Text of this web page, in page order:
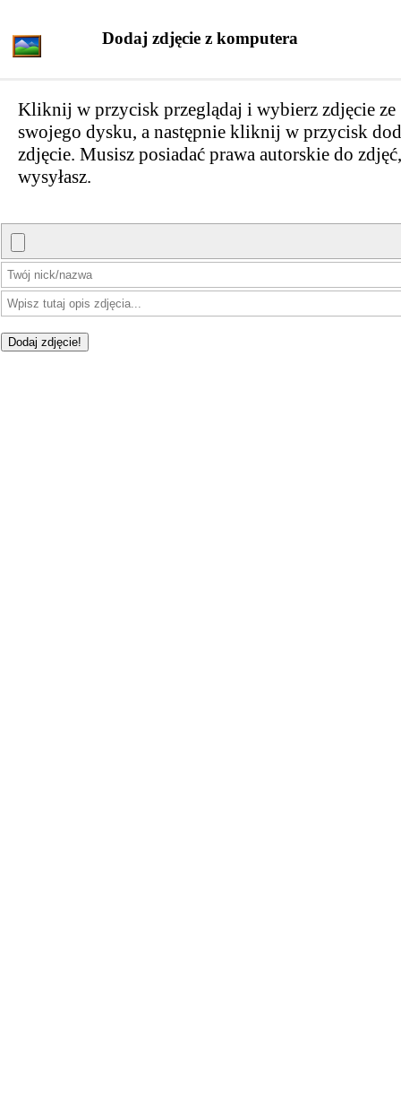
Dodaj zdjęcie z komputera
Kliknij w przycisk przeglądaj i wybierz zdjęcie ze
swojego dysku, a następnie kliknij w przycisk
zdjęcie. Musisz posiadać prawa autorskie do
wysyłasz.